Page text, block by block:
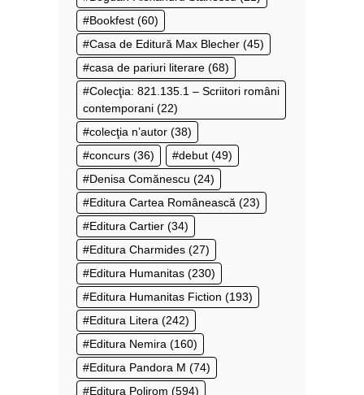
Bookfest (60)
Casa de Editură Max Blecher (45)
casa de pariuri literare (68)
Colecţia: 821.135.1 – Scriitori români
contemporani (22)
colecţia n’autor (38)
concurs (36) debut (49)
Denisa Comănescu (24)
Editura Cartea Românească (23)
Editura Cartier (34)
Editura Charmides (27)
Editura Humanitas (230)
Editura Humanitas Fiction (193)
Editura Litera (242)
Editura Nemira (160)
Editura Pandora M (74)
Editura Polirom (594)